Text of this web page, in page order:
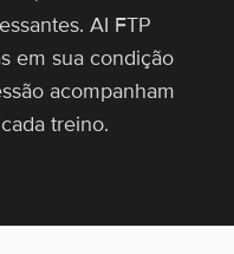
AI FTP
em sua condição
acompanham
treino.